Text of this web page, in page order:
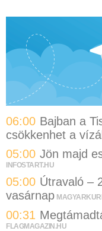
06:00 Bajban a
csökkenhet a
05:00 Jön majd
INFOSTART.HU
05:00 Útravaló –
vasárnap
00:31
FLAGMAGAZIN.HU